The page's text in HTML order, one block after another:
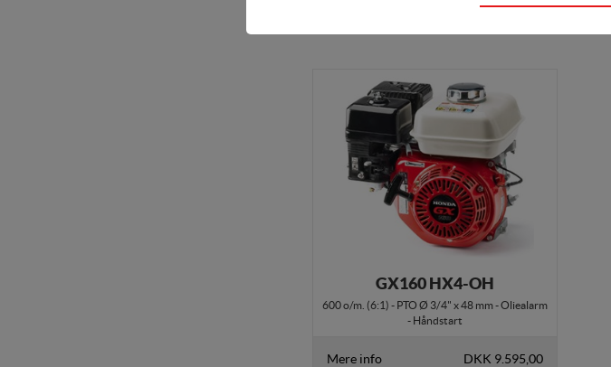
DKK 5.495,00
GX160 HX4-OH
600 o/m. (6:1) - PTO Ø 3/4" x 48 mm - Oliealarm
- Håndstart
Mere info DKK 9.595,00
Tekniske cookies er nødvendige for hjemmesidens
Statistik-cookies bruges til at optimere design,
besøgsstatistik om antal besøg og hvordan hjemmesiden
Personalisering
Personaliserings-cookies (tracking-cookies) indsamler
registrerer, hvad brugeren interesserer sig for/søger på for
vise indhold, som kan være interessant for den enkelte bruger.
Markedsførings-cookies (tracking-cookies) indsamler
registrerer, hvad brugeren interesserer sig for/søger på for
internettet.